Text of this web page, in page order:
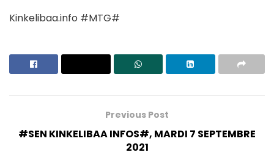
Kinkelibaa.info #MTG#
Previous Post
#SEN KINKELIBAA INFOS#, MARDI 7 SEPTEMBRE
2021